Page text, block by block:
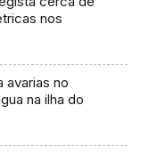
nos
avarias no
na ilha do